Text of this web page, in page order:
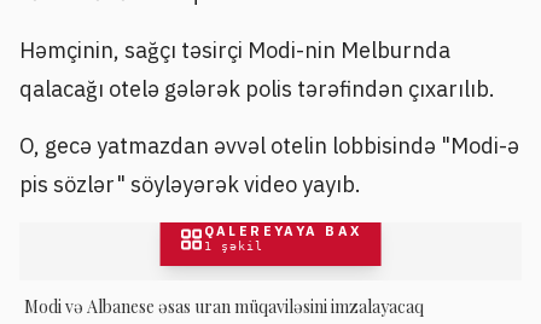
Həmçinin, sağçı təsirçi Modi-nin Melburnda
qalacağı otelə gələrək polis tərəfindən çıxarılıb.
O, gecə yatmazdan əvvəl otelin lobbisində "Modi-ə
pis sözlər" söyləyərək video yayıb.
QALEREYAYA BAX
1 şəkil
Modi və Albanese əsas uran müqaviləsini imzalayacaq